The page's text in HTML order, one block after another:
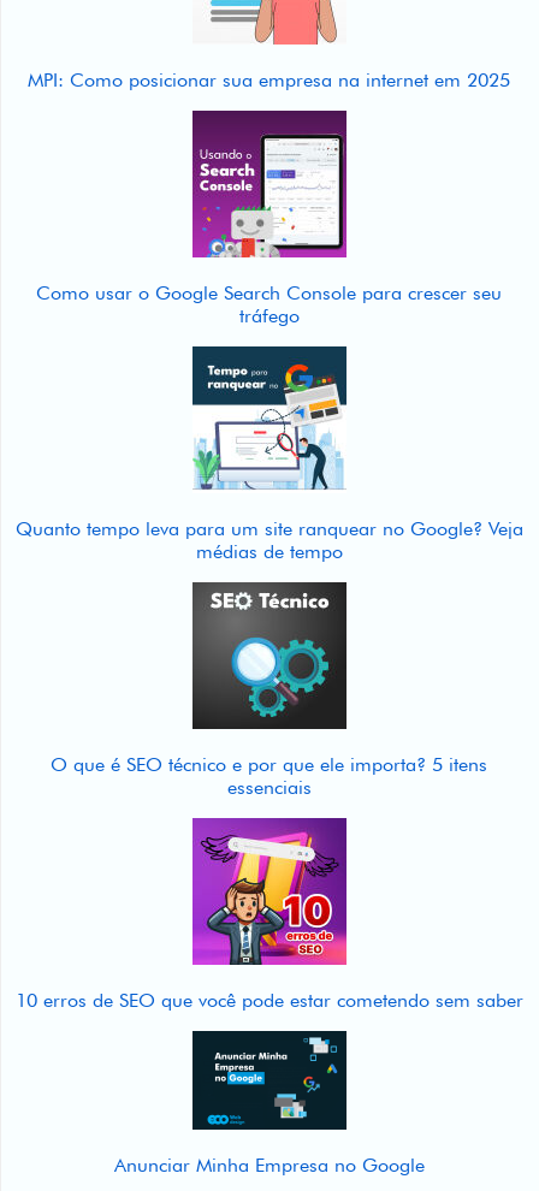
MPI: Como posicionar sua empresa na internet em 2025
Como usar o Google Search Console para crescer seu
tráfego
Quanto tempo leva para um site ranquear no Google? Veja
médias de tempo
O que é SEO técnico e por que ele importa? 5 itens
essenciais
10 erros de SEO que você pode estar cometendo sem saber
Anunciar Minha Empresa no Google